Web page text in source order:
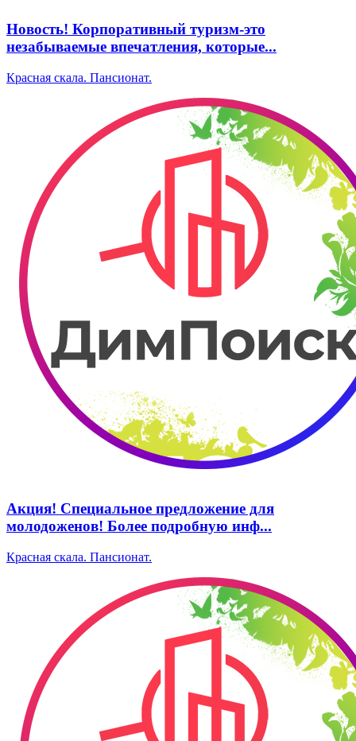
Новость! Корпоративный туризм-это
незабываемые впечатления, которые...
Красная скала. Пансионат.
Акция! Специальное предложение для
молодоженов! Более подробную инф...
Красная скала. Пансионат.